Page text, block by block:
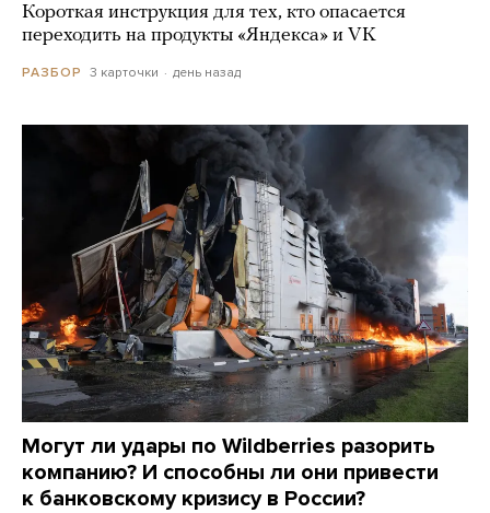
Короткая инструкция для тех, кто опасается
переходить на продукты «Яндекса» и VK
РАЗБОР 3 карточки день назад
Могут ли удары по Wildberries разорить
компанию? И способны ли они привести
к банковскому кризису в России?